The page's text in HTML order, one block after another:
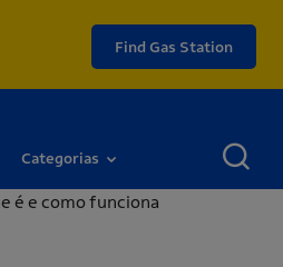
Find Gas Station
Categorias